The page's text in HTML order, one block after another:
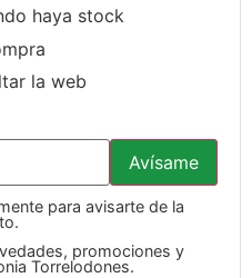
haya stock
la web
Avísame
para avisarte de la
promociones y
Torrelodones.